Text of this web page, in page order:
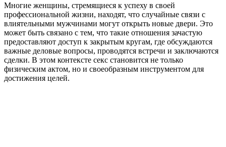
Многие женщины, стремящиеся к успеху в своей
профессиональной жизни, находят, что случайные связи с
влиятельными мужчинами могут открыть новые двери. Это
может быть связано с тем, что такие отношения зачастую
предоставляют доступ к закрытым кругам, где обсуждаются
важные деловые вопросы, проводятся встречи и заключаются
сделки. В этом контексте секс становится не только
физическим актом, но и своеобразным инструментом для
достижения целей.